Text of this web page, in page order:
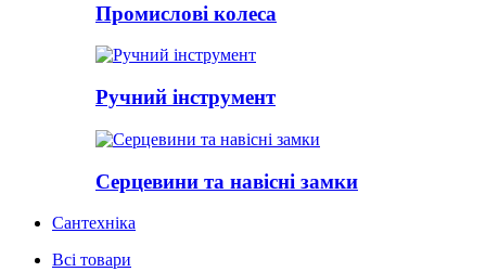
Промислові колеса
Ручний інструмент
Серцевини та навісні замки
Сантехніка
Всі товари